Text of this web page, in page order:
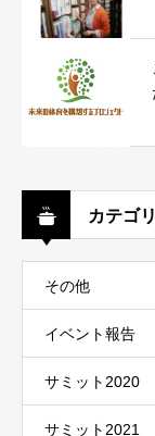
カテゴ
その他
イベント報告
サミット2020
サミット2021